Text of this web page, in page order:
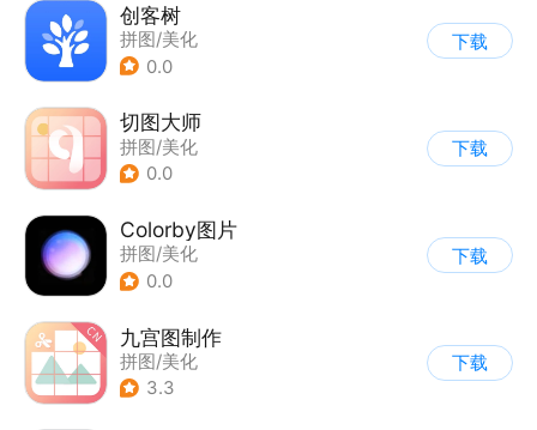
创客树
拼图/美化
0.0
下载
切图大师
拼图/美化
0.0
下载
Colorby图片
拼图/美化
0.0
下载
九宫图制作
拼图/美化
3.3
下载